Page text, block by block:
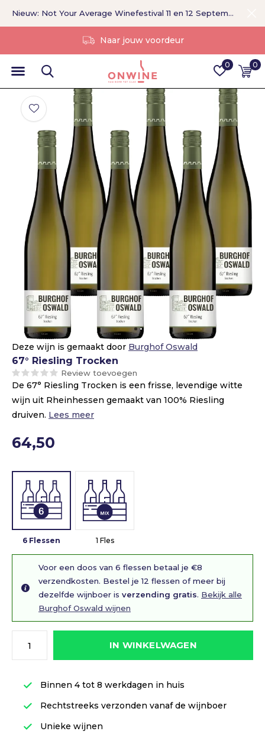
0 0
Zonder tussenpersoon
Nieuw: Not Your Average Winefestival 11 en 12 September >
Deze wijn is gemaakt door Burghof Oswald
67° Riesling Trocken
Review toevoegen
De 67° Riesling Trocken is een frisse, levendige witte
wijn uit Rheinhessen gemaakt van 100% Riesling
druiven. Lees meer
64,50
6 Flessen 1 Fles
Voor een doos van 6 flessen betaal je €8
verzendkosten. Bestel je 12 flessen of meer bij
dezelfde wijnboer is verzending gratis. Bekijk alle
Burghof Oswald wijnen
IN WINKELWAGEN
Binnen 4 tot 8 werkdagen in huis
Rechtstreeks verzonden vanaf de wijnboer
Unieke wijnen